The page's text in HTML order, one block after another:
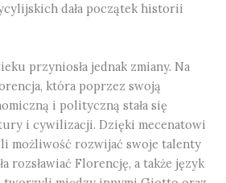
dała początek historii
przyniosła jednak zmiany. Na
która poprzez swoją
i polityczną stała się
i cywilizacji. Dzięki mecenatowi
możliwość rozwijać swoje talenty
rozsławiać Florencję, a także język